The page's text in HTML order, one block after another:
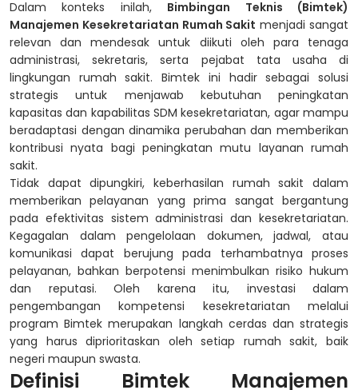
Dalam konteks inilah,
Bimbingan Teknis (Bimtek)
Manajemen Kesekretariatan Rumah Sakit menjadi sangat
relevan dan mendesak untuk diikuti oleh para tenaga
administrasi, sekretaris, serta pejabat tata usaha di
lingkungan rumah sakit. Bimtek ini hadir sebagai solusi
strategis untuk menjawab kebutuhan peningkatan
kapasitas dan kapabilitas SDM kesekretariatan, agar mampu
beradaptasi dengan dinamika perubahan dan memberikan
kontribusi nyata bagi peningkatan mutu layanan rumah
sakit.
Tidak dapat dipungkiri, keberhasilan rumah sakit dalam
memberikan pelayanan yang prima sangat bergantung
pada efektivitas sistem administrasi dan kesekretariatan.
Kegagalan dalam pengelolaan dokumen, jadwal, atau
komunikasi dapat berujung pada terhambatnya proses
pelayanan, bahkan berpotensi menimbulkan risiko hukum
dan reputasi. Oleh karena itu, investasi dalam
pengembangan kompetensi kesekretariatan melalui
program Bimtek merupakan langkah cerdas dan strategis
yang harus diprioritaskan oleh setiap rumah sakit, baik
negeri maupun swasta.
Definisi Bimtek Manajemen